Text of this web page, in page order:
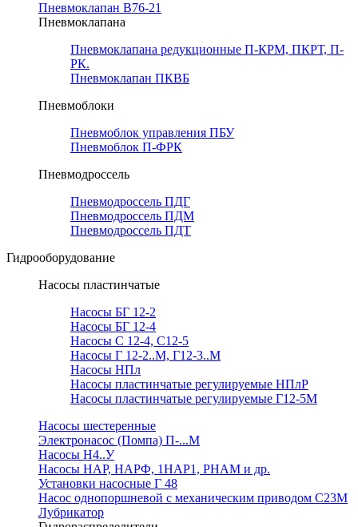
Пневмоклапан В76-21
Пневмоклапана
Пневмоклапана редукционные П-КРМ, ПКРТ, П-
РК.
Пневмоклапан ПКВБ
Пневмоблоки
Пневмоблок управления ПБУ
Пневмоблок П-ФРК
Пневмодроссель
Пневмодроссель ПДГ
Пневмодроссель ПДМ
Пневмодроссель ПДТ
Гидрооборудование
Насосы пластинчатые
Насосы БГ 12-2
Насосы БГ 12-4
Насосы С 12-4, С12-5
Насосы Г 12-2..М, Г12-3..М
Насосы НПл
Насосы пластинчатые регулируемые НПлР
Насосы пластинчатые регулируемые Г12-5М
Насосы шестеренные
Электронасос (Помпа) П-...М
Насосы Н4..У
Насосы НАР, НАРФ, 1НАР1, РНАМ и др.
Установки насосные Г 48
Насос однопоршневой с механическим приводом С23М
Лубрикатор